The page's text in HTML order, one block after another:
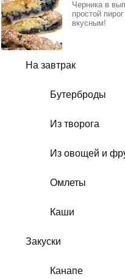
На завтрак
Бутерброды
Из творога
Из овощей и
Омлеты
Каши
Закуски
Канапе
Черника в
простой
вкусным!